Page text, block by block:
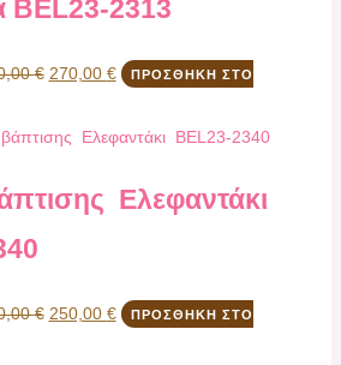
ΒEL23-2313
€ 270,00 € ΠΡΟΣΘΉΚΗ ΣΤΟ
Eλεφαντάκι
€ 250,00 € ΠΡΟΣΘΉΚΗ ΣΤΟ